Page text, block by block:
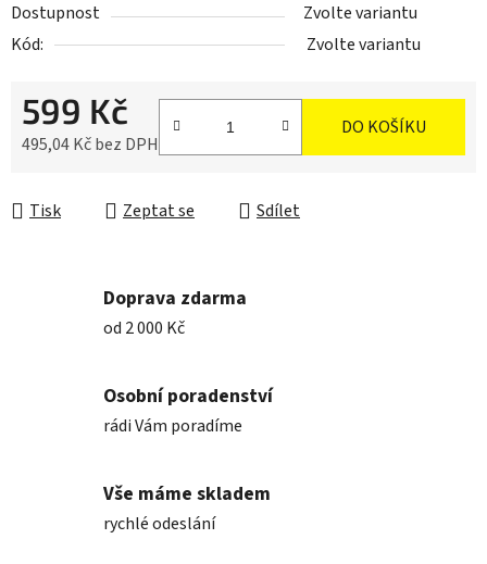
Dostupnost
Zvolte variantu
Kód:
Zvolte variantu
599 Kč
495,04 Kč bez DPH
DO KOŠÍKU
Tisk Zeptat se Sdílet
Doprava zdarma
od 2 000 Kč
Osobní poradenství
rádi Vám poradíme
Vše máme skladem
rychlé odeslání